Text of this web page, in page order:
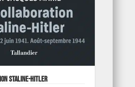
Staline-Hitler